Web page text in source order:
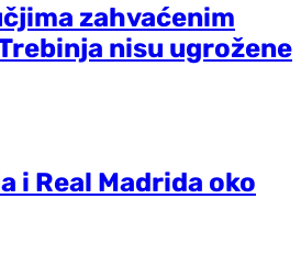
zahvaćenim
nisu ugrožene
i Real Madrida oko